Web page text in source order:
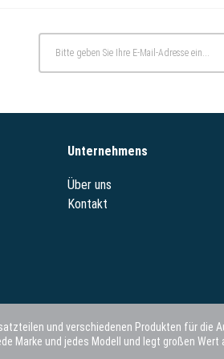
Unternehmens
Über uns
Kontakt
und verschiedenen Produkten für
Marke und jedes Modell und legt großen Wert